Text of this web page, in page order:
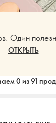
Один
ОТКРЫТЬ
0 из 91